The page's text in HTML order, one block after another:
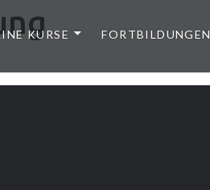
KURSE FORTBILDUNGEN